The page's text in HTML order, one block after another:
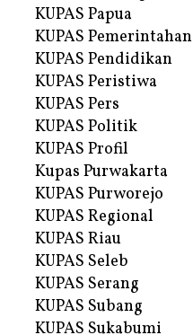
KUPAS Papua
KUPAS Pemerintahan
KUPAS Pendidikan
KUPAS Peristiwa
KUPAS Pers
KUPAS Politik
KUPAS Profil
Kupas Purwakarta
KUPAS Purworejo
KUPAS Regional
KUPAS Riau
KUPAS Seleb
KUPAS Serang
KUPAS Subang
KUPAS Sukabumi